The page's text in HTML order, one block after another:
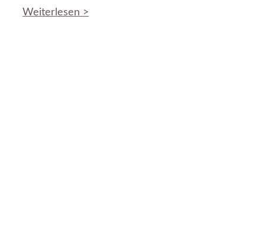
Weiterlesen >